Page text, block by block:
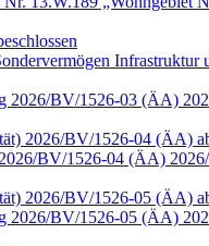
Infrastruktur
2026/BV/1526-03 (ÄA)
2026/BV/1526-04 (ÄA)
BV/1526-04 (ÄA)
2026/BV/1526-05 (ÄA)
2026/BV/1526-05 (ÄA)